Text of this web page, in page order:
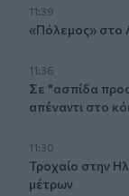
11:39
«Πόλεμος» στο
11:36
Σε "ασπίδα
απέναντι στο
11:30
Τροχαίο στην
μέτρων